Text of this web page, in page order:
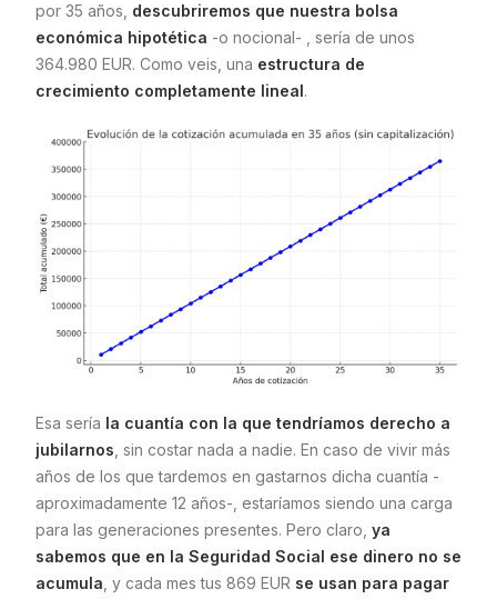
por 35 años, descubriremos que nuestra bolsa
económica hipotética -o nocional- , sería de unos
364.980 EUR. Como veis, una estructura de
crecimiento completamente lineal.
Esa sería la cuantía con la que tendríamos derecho a
jubilarnos , sin costar nada a nadie. En caso de vivir más
años de los que tardemos en gastarnos dicha cuantía -
aproximadamente 12 años-, estaríamos siendo una carga
para las generaciones presentes. Pero claro, ya
sabemos que en la Seguridad Social ese dinero no se
acumula , y cada mes tus 869 EUR se usan para pagar